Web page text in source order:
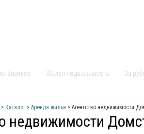
бизнеса Жилая недвижимость За
> Каталог> Аренда жилья > Агентство недвижимости
недвижимости